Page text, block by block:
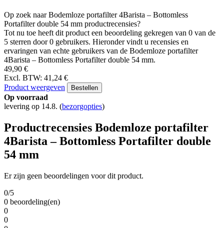
Op zoek naar Bodemloze portafilter 4Barista – Bottomless
Portafilter double 54 mm productrecensies?
Tot nu toe heeft dit product een beoordeling gekregen van 0 van de
5 sterren door 0 gebruikers. Hieronder vindt u recensies en
ervaringen van echte gebruikers van de Bodemloze portafilter
4Barista – Bottomless Portafilter double 54 mm.
49,90 €
Excl. BTW: 41,24 €
Product weergeven
Bestellen
Op voorraad
levering op 14.8. (bezorgopties)
Productrecensies Bodemloze portafilter
4Barista – Bottomless Portafilter double
54 mm
Er zijn geen beoordelingen voor dit product.
0/5
0 beoordeling(en)
0
0